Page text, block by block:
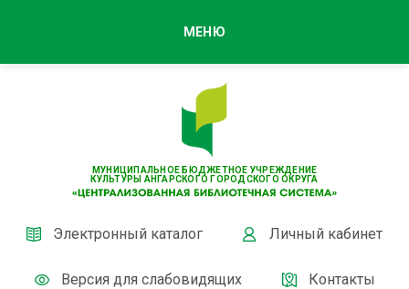
МУНИЦИПАЛЬНОЕ БЮДЖЕТНОЕ УЧРЕЖДЕНИЕ
КУЛЬТУРЫ АНГАРСКОГО ГОРОДСКОГО ОКРУГА
Электронный каталог Личный кабинет
Версия для слабовидящих Контакты
МЕНЮ